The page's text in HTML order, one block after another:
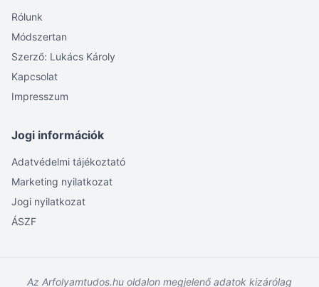
Rólunk
Módszertan
Szerző: Lukács Károly
Kapcsolat
Impresszum
Jogi információk
Adatvédelmi tájékoztató
Marketing nyilatkozat
Jogi nyilatkozat
ÁSZF
Az Arfolyamtudos.hu oldalon megjelenő adatok kizárólag